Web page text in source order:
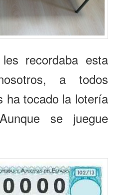
recordaba esta
a todos
ha tocado la lotería
se juegue